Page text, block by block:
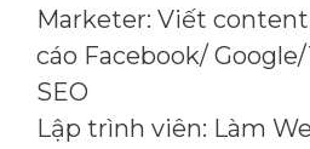
Marketer: Viết
cáo Facebook/
SEO
Lập trình viên: Làm